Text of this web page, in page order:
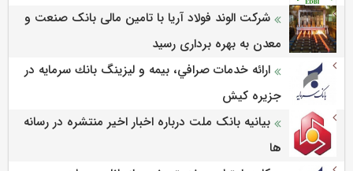
شرکت الوند فولاد آریا با تامین مالی بانک صنعت و
معدن به بهره برداری رسید
ارائه خدمات صرافي، بيمه و ليزينگ بانك سرمايه در
جزيره كيش
بیانیه بانک ملت درباره اخبار اخیر منتشره در رسانه
ها